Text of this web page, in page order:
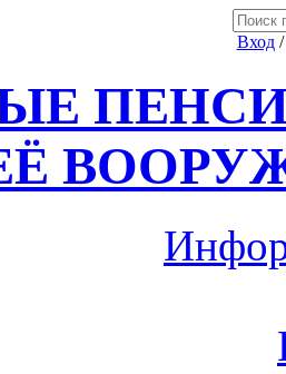
Вход